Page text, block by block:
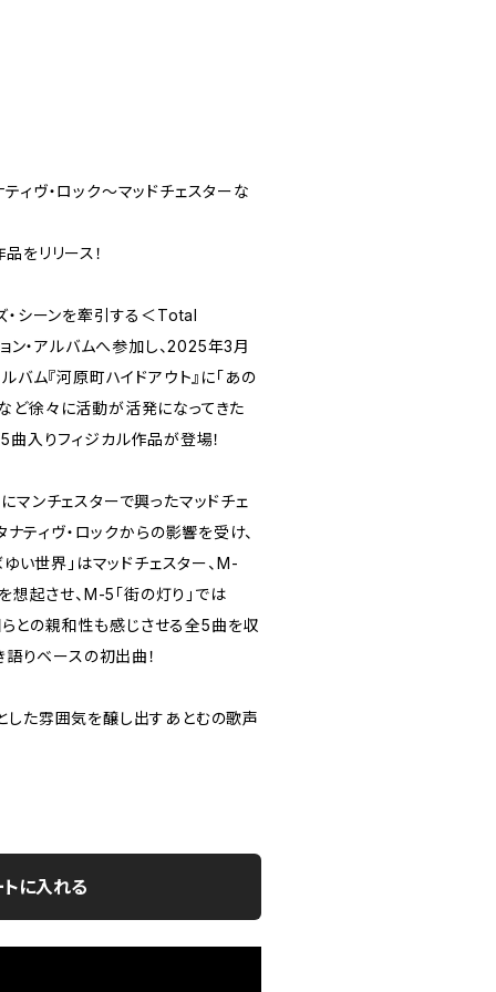
ィヴ・ロック～マッドチェスターな
をリリース！
シーンを牽引する＜Total
・アルバムへ参加し、2025年3月
ム『河原町ハイドアウト』に「あの
ど徐々に活動が活発になってきた
入りフィジカル作品が登場！
ンチェスターで興ったマッドチェ
ィヴ・ロックからの影響を受け、
い世界」はマッドチェスター、M-
起させ、M-5「街の灯り」では
との親和性も感じさせる全5曲を収
語りベースの初出曲！
した雰囲気を醸し出すあとむの歌声
に入れる